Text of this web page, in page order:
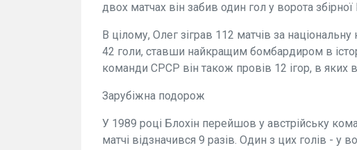
двох матчах він забив один гол у ворота
В цілому, Олег зіграв 112 матчів за
42 голи, ставши найкращим бомбардиром в
команди СРСР він також провів 12 ігор, в яких
Зарубіжна подорож
У 1989 році Блохін перейшов у австрійську
матчі відзначився 9 разів. Один з цих голів - у